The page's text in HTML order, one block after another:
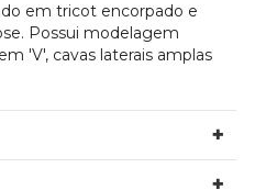
em tricot encorpado e
Possui modelagem
'V', cavas laterais amplas